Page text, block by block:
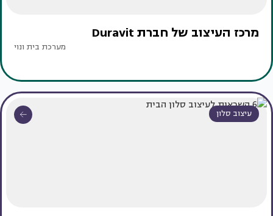
מרכז העיצוב של חברת Duravit
מערכת בית ונוי
עיצוב סלון